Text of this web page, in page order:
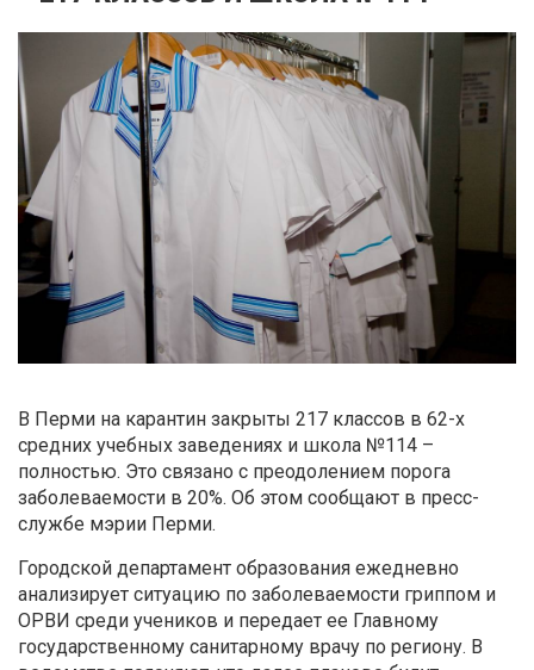
В Перми на карантин закрыты 217 классов в 62-х
средних учебных заведениях и школа №114 –
полностью. Это связано с преодолением порога
заболеваемости в 20%. Об этом сообщают в пресс-
службе мэрии Перми.
Городской департамент образования ежедневно
анализирует ситуацию по заболеваемости гриппом и
ОРВИ среди учеников и передает ее Главному
государственному санитарному врачу по региону. В